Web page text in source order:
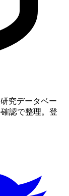
究データベー
認で整理。登